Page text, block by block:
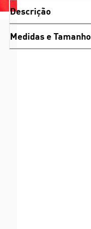
Descrição
Medidas e Tamanho